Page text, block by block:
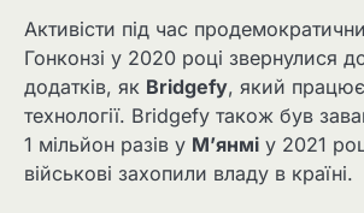
Активісти під час
Гонконзі у 2020 році звернулися
додатків, як Bridgefy, який працює
технології. Bridgefy також був
1 мільйон разів у М’янмі у 2021
військові захопили владу в країні.